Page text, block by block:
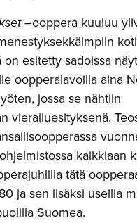
–ooppera kuuluu
esitetty sadoissa
oopperalavoilla aina
jossa se nähtiin
vierailuesityksenä.
kaikkiaan
tätä
ja sen lisäksi useilla
Suomea.